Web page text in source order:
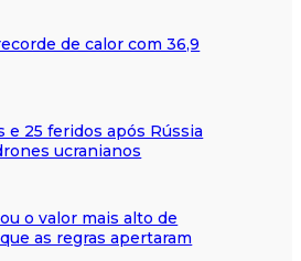
de calor com 36,9
e 25 feridos após Rússia
ucranianos
o valor mais alto de
as regras apertaram